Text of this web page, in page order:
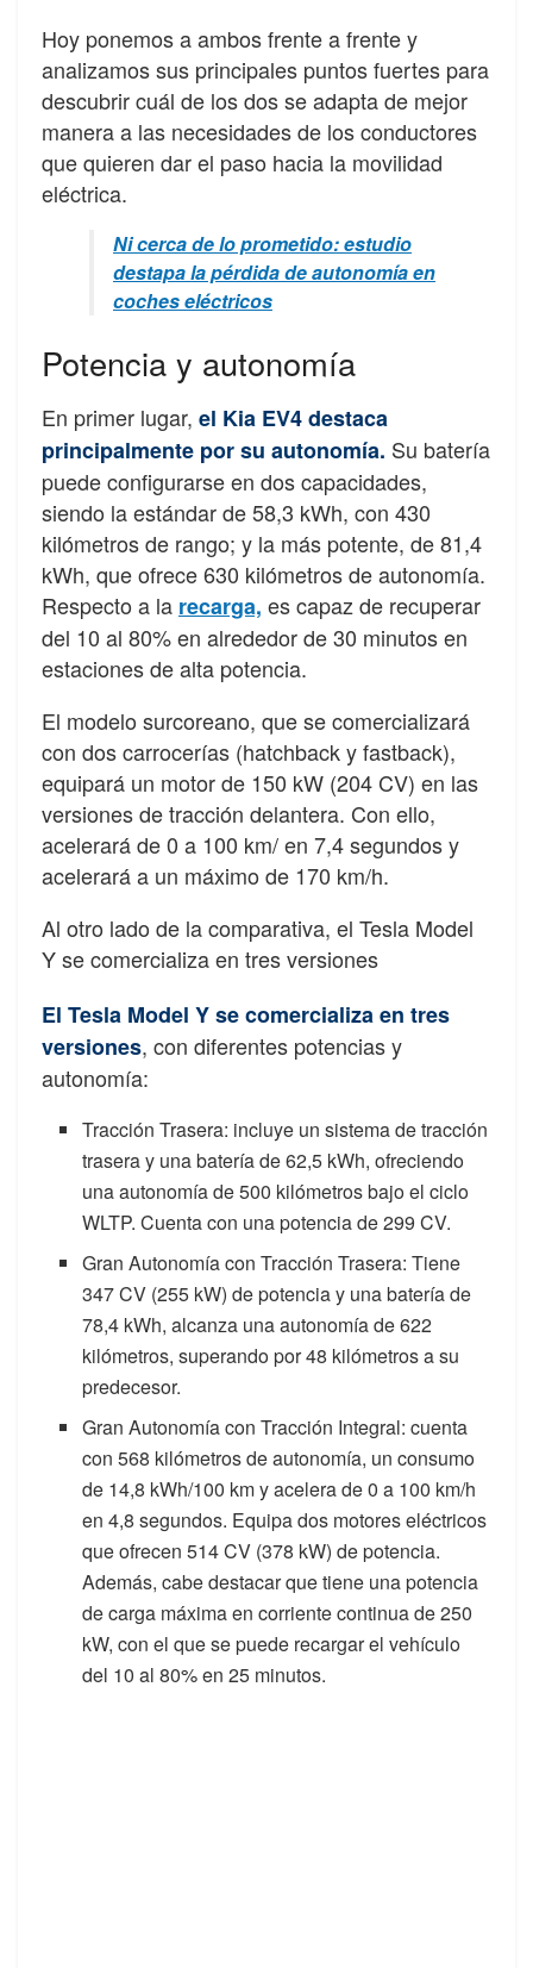
Hoy ponemos a ambos frente a frente y
analizamos sus principales puntos fuertes para
descubrir cuál de los dos se adapta de mejor
manera a las necesidades de los conductores
que quieren dar el paso hacia la movilidad
eléctrica.
Ni cerca de lo prometido: estudio
destapa la pérdida de autonomía en
coches eléctricos
Potencia y autonomía
En primer lugar, el Kia EV4 destaca
principalmente por su autonomía. Su batería
puede configurarse en dos capacidades,
siendo la estándar de 58,3 kWh, con 430
kilómetros de rango; y la más potente, de 81,4
kWh, que ofrece 630 kilómetros de autonomía.
Respecto a la recarga, es capaz de recuperar
del 10 al 80% en alrededor de 30 minutos en
estaciones de alta potencia.
El modelo surcoreano, que se comercializará
con dos carrocerías (hatchback y fastback),
equipará un motor de 150 kW (204 CV) en las
versiones de tracción delantera. Con ello,
acelerará de 0 a 100 km/ en 7,4 segundos y
acelerará a un máximo de 170 km/h.
Al otro lado de la comparativa, el Tesla Model
Y se comercializa en tres versiones
El Tesla Model Y se comercializa en tres
versiones, con diferentes potencias y
autonomía:
Tracción Trasera: incluye un sistema de tracción
trasera y una batería de 62,5 kWh, ofreciendo
una autonomía de 500 kilómetros bajo el ciclo
WLTP. Cuenta con una potencia de 299 CV.
Gran Autonomía con Tracción Trasera: Tiene
347 CV (255 kW) de potencia y una batería de
78,4 kWh, alcanza una autonomía de 622
kilómetros, superando por 48 kilómetros a su
predecesor.
Gran Autonomía con Tracción Integral: cuenta
con 568 kilómetros de autonomía, un consumo
de 14,8 kWh/100 km y acelera de 0 a 100 km/h
en 4,8 segundos. Equipa dos motores eléctricos
que ofrecen 514 CV (378 kW) de potencia.
Además, cabe destacar que tiene una potencia
de carga máxima en corriente continua de 250
kW, con el que se puede recargar el vehículo
del 10 al 80% en 25 minutos.